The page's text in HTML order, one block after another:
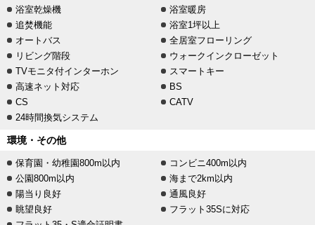
浴室乾燥機
浴室暖房
追焚機能
浴室1坪以上
オートバス
全居室フローリング
リビング階段
ウォークインクローゼット
TVモニタ付インターホン
スマートキー
高速ネット対応
BS
CS
CATV
24時間換気システム
環境・その他
保育園・幼稚園800m以内
コンビニ400m以内
公園800m以内
海まで2km以内
陽当り良好
通風良好
眺望良好
フラット35Sに対応